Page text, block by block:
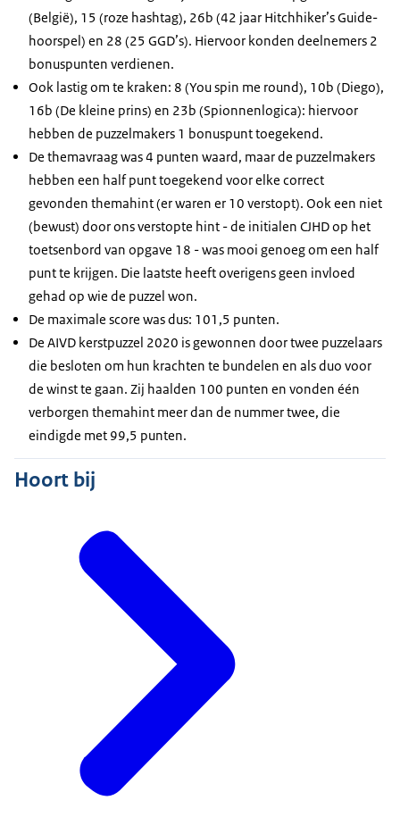
(België), 15 (roze hashtag), 26b (42 jaar Hitchhiker’s Guide-
hoorspel) en 28 (25 GGD’s). Hiervoor konden deelnemers 2
bonuspunten verdienen.
Ook lastig om te kraken: 8 (You spin me round), 10b (Diego),
16b (De kleine prins) en 23b (Spionnenlogica): hiervoor
hebben de puzzelmakers 1 bonuspunt toegekend.
De themavraag was 4 punten waard, maar de puzzelmakers
hebben een half punt toegekend voor elke correct
gevonden themahint (er waren er 10 verstopt). Ook een niet
(bewust) door ons verstopte hint - de initialen CJHD op het
toetsenbord van opgave 18 - was mooi genoeg om een half
punt te krijgen. Die laatste heeft overigens geen invloed
gehad op wie de puzzel won.
De maximale score was dus: 101,5 punten.
De AIVD kerstpuzzel 2020 is gewonnen door twee puzzelaars
die besloten om hun krachten te bundelen en als duo voor
de winst te gaan. Zij haalden 100 punten en vonden één
verborgen themahint meer dan de nummer twee, die
eindigde met 99,5 punten.
Hoort bij